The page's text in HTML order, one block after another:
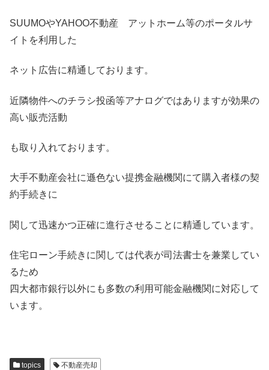
SUUMOやYAHOO不動産 アットホーム等のポータルサ
イトを利用した
ネット広告に精通しております。
近隣物件へのチラシ投函等アナログではありますが効果の
高い販売活動
も取り入れております。
大手不動産会社に遜色ない提携金融機関にて購入者様の契
約手続きに
関して迅速かつ正確に進行させることに精通しています。
住宅ローン手続きに関しては代表が司法書士を兼業してい
るため
四大都市銀行以外にも多数の利用可能金融機関に対応して
います。
topics 不動産売却